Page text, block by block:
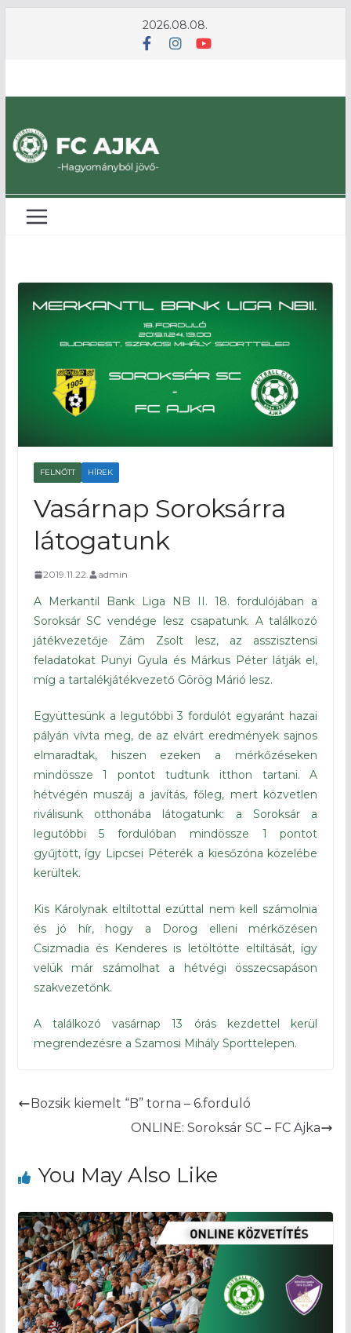
2026.08.08.
FELNŐTT HÍREK
Vasárnap Soroksárra
látogatunk
2019.11.22. admin
A Merkantil Bank Liga NB II. 18. fordulójában a
Soroksár SC vendége lesz csapatunk. A találkozó
játékvezetője Zám Zsolt lesz, az asszisztensi
feladatokat Punyi Gyula és Márkus Péter látják el,
míg a tartalékjátékvezető Görög Márió lesz.
Együttesünk a legutóbbi 3 fordulót egyaránt hazai
pályán vívta meg, de az elvárt eredmények sajnos
elmaradtak, hiszen ezeken a mérkőzéseken
mindössze 1 pontot tudtunk itthon tartani. A
hétvégén muszáj a javítás, főleg, mert közvetlen
riválisunk otthonába látogatunk: a Soroksár a
legutóbbi 5 fordulóban mindössze 1 pontot
gyűjtött, így Lipcsei Péterék a kiesőzóna közelébe
kerültek.
Kis Károlynak eltiltottal ezúttal nem kell számolnia
és jó hír, hogy a Dorog elleni mérkőzésen
Csizmadia és Kenderes is letöltötte eltiltását, így
velük már számolhat a hétvégi összecsapáson
szakvezetőnk.
A találkozó vasárnap 13 órás kezdettel kerül
megrendezésre a Szamosi Mihály Sporttelepen.
Bozsik kiemelt “B” torna – 6.forduló
ONLINE: Soroksár SC – FC Ajka
You May Also Like